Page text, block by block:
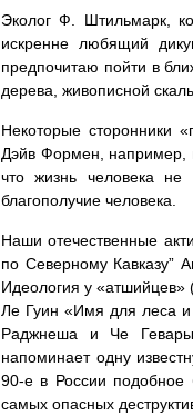
Эколог Ф. Штильмарк,
искренне любящий
предпочитаю пойти в
дерева, живописной
Некоторые сторонники
Дэйв Формен, например,
что жизнь человека
благополучие человека.
Наши отечественные
по Северному Кавказу”
Идеология у «атшийцев»
Ле Гуин «Имя для леса
Раджнеша и Че
напоминает одну
90-е в России подобное
самых опасных